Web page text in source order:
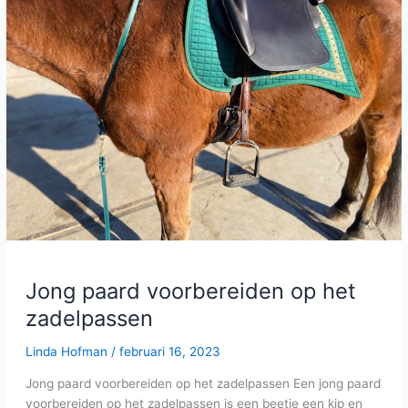
Jong paard voorbereiden op het
zadelpassen
Linda Hofman / februari 16, 2023
Jong paard voorbereiden op het zadelpassen Een jong paard
voorbereiden op het zadelpassen is een beetje een kip en
op
het
zadelpassen